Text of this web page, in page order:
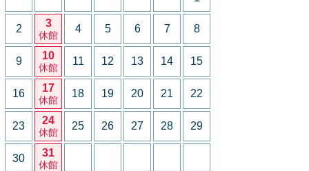
2 3
休館
4 5 6 7 8
9 10
休館
11 12 13 14 15
16 17
休館
18 19 20 21 22
23 24
休館
25 26 27 28 29
30 31
休館